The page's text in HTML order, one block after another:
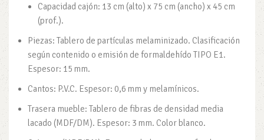
Capacidad cajón: 13 cm (alto) x 75 cm (ancho) x 45 cm
(prof.).
Piezas: Tablero de partículas melaminizado. Clasificación
según contenido o emisión de formaldehído TIPO E1.
Espesor: 15 mm.
Cantos: P.V.C. Espesor: 0,6 mm y melamínicos.
Trasera mueble: Tablero de fibras de densidad media
lacado (MDF/DM). Espesor: 3 mm. Color blanco.